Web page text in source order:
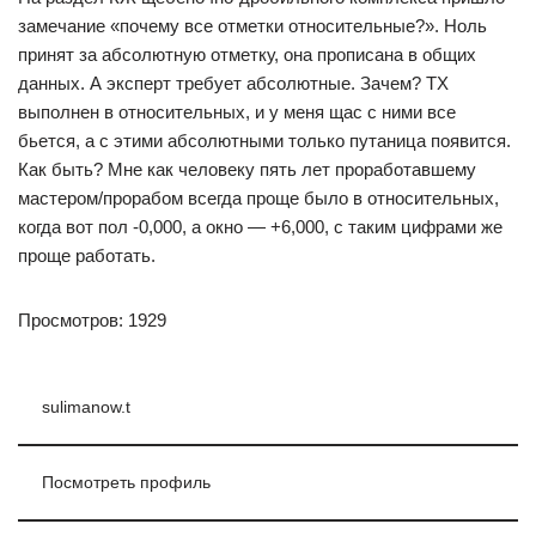
замечание «почему все отметки относительные?». Ноль
принят за абсолютную отметку, она прописана в общих
данных. А эксперт требует абсолютные. Зачем? ТХ
выполнен в относительных, и у меня щас с ними все
бьется, а с этими абсолютными только путаница появится.
Как быть? Мне как человеку пять лет проработавшему
мастером/прорабом всегда проще было в относительных,
когда вот пол -0,000, а окно — +6,000, с таким цифрами же
проще работать.
Просмотров: 1929
sulimanow.t
Посмотреть профиль